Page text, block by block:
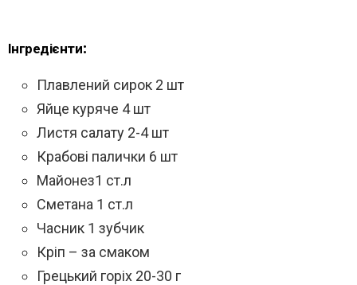
Інгредієнти:
Плавлений сирок 2 шт
Яйце куряче 4 шт
Листя салату 2-4 шт
Крабові палички 6 шт
Майонез1 ст.л
Сметана 1 ст.л
Часник 1 зубчик
Кріп – за смаком
Грецький горіх 20-30 г